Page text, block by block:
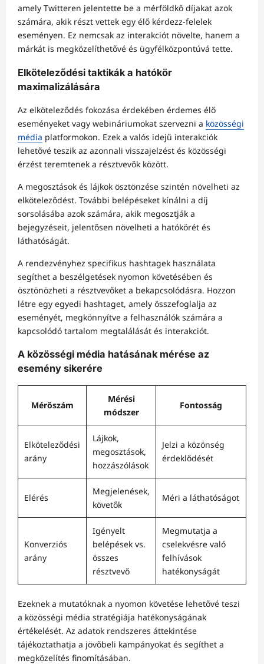
amely Twitteren jelentette be a mérföldkő díjakat azok
számára, akik részt vettek egy élő kérdezz-felelek
eseményen. Ez nemcsak az interakciót növelte, hanem a
márkát is megközelíthetővé és ügyfélközpontúvá tette.
Elköteleződési taktikák a hatókör
maximalizálására
Az elköteleződés fokozása érdekében érdemes élő
eseményeket vagy webináriumokat szervezni a közösségi
média platformokon. Ezek a valós idejű interakciók
lehetővé teszik az azonnali visszajelzést és közösségi
érzést teremtenek a résztvevők között.
A megosztások és lájkok ösztönzése szintén növelheti az
elköteleződést. További belépéseket kínálni a díj
sorsolásába azok számára, akik megosztják a
bejegyzéseit, jelentősen növelheti a hatókörét és
láthatóságát.
A rendezvényhez specifikus hashtagek használata
segíthet a beszélgetések nyomon követésében és
ösztönözheti a résztvevőket a bekapcsolódásra. Hozzon
létre egy egyedi hashtaget, amely összefoglalja az
eseményét, megkönnyítve a felhasználók számára a
kapcsolódó tartalom megtalálását és interakciót.
A közösségi média hatásának mérése az
esemény sikerére
Mérőszám
Mérési
módszer
Fontosság
Elköteleződési
arány
Lájkok,
megosztások,
hozzászólások
Jelzi a közönség
érdeklődését
Elérés
Megjelenések,
követők
Méri a láthatóságot
Konverziós
arány
Igényelt
belépések vs.
összes
résztvevő
Megmutatja a
cselekvésre való
felhívások
hatékonyságát
Ezeknek a mutatóknak a nyomon követése lehetővé teszi
a közösségi média stratégiája hatékonyságának
értékelését. Az adatok rendszeres áttekintése
tájékoztathatja a jövőbeli kampányokat és segíthet a
megközelítés finomításában.